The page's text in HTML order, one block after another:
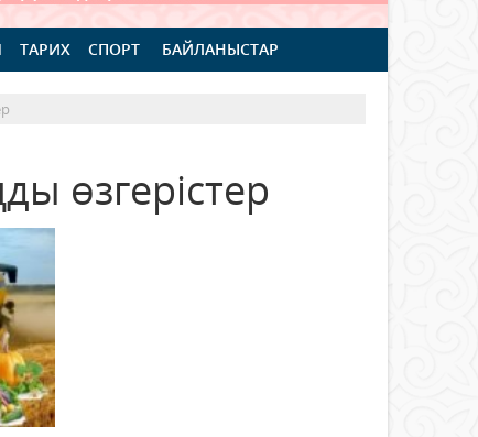
ТАРИХ СПОРТ БАЙЛАНЫСТАР
өзгерістер